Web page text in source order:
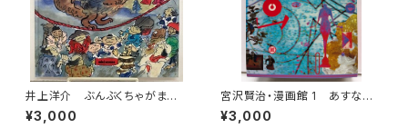
井上洋介 ぶんぶくちゃがま
筒井敬介 1987年 初版 ミ
キハウス
¥3,000
宮沢賢治・漫画館 1 あすなひ
ろし 水木しげる 永島慎二 スズ
キコージ たむらしげる 1985
¥3,000